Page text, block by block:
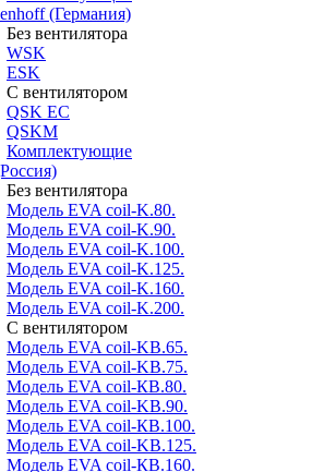
(Германия)
Без вентилятора
WSK
ESK
С вентилятором
QSK EC
QSKM
Комплектующие
Без вентилятора
Модель EVA coil-K.80.
Модель EVA coil-K.90.
Модель EVA coil-K.100.
Модель EVA coil-K.125.
Модель EVA coil-K.160.
Модель EVA coil-K.200.
С вентилятором
Модель EVA coil-KВ.65.
Модель EVA coil-KВ.75.
Модель EVA coil-КВ.80.
Модель EVA coil-KВ.90.
Модель EVA coil-КВ.100.
Модель EVA coil-KВ.125.
Модель EVA coil-КВ.160.